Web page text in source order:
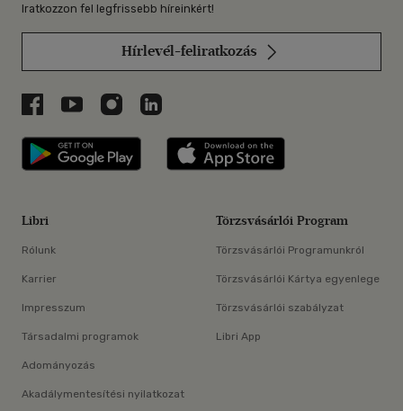
Iratkozzon fel legfrissebb híreinkért!
Hírlevél-feliratkozás
Libri a Facebookon
Libri a Youtube-on
Libri az Instagramon
Libri a LinkedInen
Libri applikáció Szerezd meg: Google
Libri
Rólunk
Karrier
Impresszum
Társadalmi programok
Adományozás
Akadálymentesítési nyilatkozat
Törzsvásárlói Program
Törzsvásárlói Programunkról
Törzsvásárlói Kártya egyenlege
Törzsvásárlói szabályzat
Libri App